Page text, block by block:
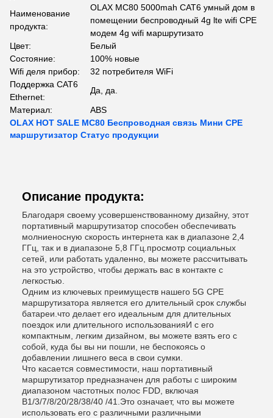
Наименование
продукта:
OLAX MC80 5000mah CAT6 умный дом в
помещении беспроводный 4g lte wifi CPE
модем 4g wifi маршрутизато
Цвет:
Белый
Состояние:
100% новые
Wifi деля прибор:
32 потребителя WiFi
Поддержка CAT6
Ethernet:
Да, да.
Материал:
ABS
OLAX HOT SALE MC80 Беспроводная связь Мини CPE
маршрутизатор Статус продукции
Описание продукта:
Благодаря своему усовершенствованному дизайну, этот
портативный маршрутизатор способен обеспечивать
молниеносную скорость интернета как в диапазоне 2,4
ГГц, так и в диапазоне 5,8 ГГц.просмотр социальных
сетей, или работать удаленно, вы можете рассчитывать
на это устройство, чтобы держать вас в контакте с
легкостью.
Одним из ключевых преимуществ нашего 5G CPE
маршрутизатора является его длительный срок службы
батареи.что делает его идеальным для длительных
поездок или длительного использованияИ с его
компактным, легким дизайном, вы можете взять его с
собой, куда бы вы ни пошли, не беспокоясь о
добавлении лишнего веса в свои сумки.
Что касается совместимости, наш портативный
маршрутизатор предназначен для работы с широким
диапазоном частотных полос FDD, включая
B1/3/7/8/20/28/38/40 /41.Это означает, что вы можете
использовать его с различными различными